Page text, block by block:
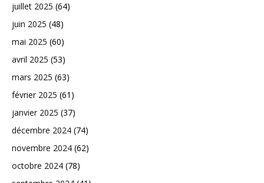
juillet 2025 (64)
juin 2025 (48)
mai 2025 (60)
avril 2025 (53)
mars 2025 (63)
février 2025 (61)
janvier 2025 (37)
décembre 2024 (74)
novembre 2024 (62)
octobre 2024 (78)